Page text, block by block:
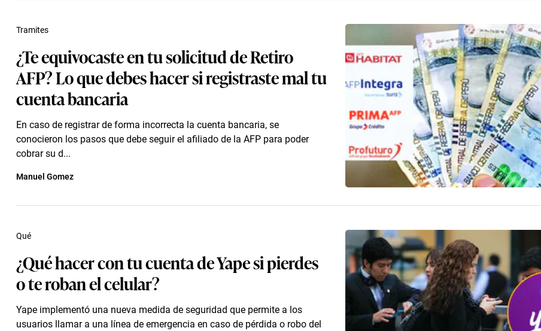
¿Te equivocaste en tu solicitud de Retiro
AFP? Lo que debes hacer si registraste mal tu
cuenta bancaria
En caso de registrar de forma incorrecta la cuenta bancaria, se
conocieron los pasos que debe seguir el afiliado de la AFP para poder
cobrar su d...
Tramites
Manuel Gomez
¿Qué hacer con tu cuenta de Yape si pierdes
o te roban el celular?
Yape implementó una nueva medida de seguridad que permite a los
usuarios llamar a una línea de emergencia en caso de pérdida o robo del
Qué